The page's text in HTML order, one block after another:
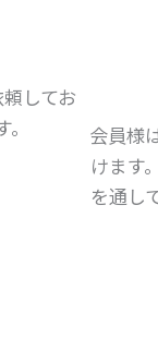
してお
会員様
けます
を通し